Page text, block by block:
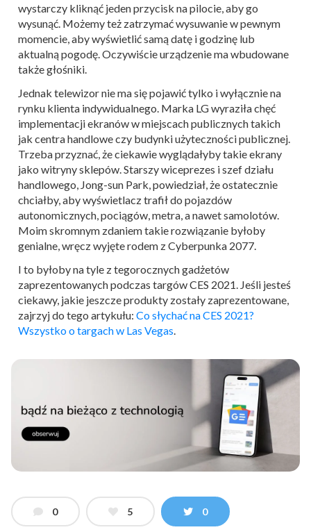
wystarczy kliknąć jeden przycisk na pilocie, aby go
wysunąć. Możemy też zatrzymać wysuwanie w pewnym
momencie, aby wyświetlić samą datę i godzinę lub
aktualną pogodę. Oczywiście urządzenie ma wbudowane
także głośniki.
Jednak telewizor nie ma się pojawić tylko i wyłącznie na
rynku klienta indywidualnego. Marka LG wyraziła chęć
implementacji ekranów w miejscach publicznych takich
jak centra handlowe czy budynki użyteczności publicznej.
Trzeba przyznać, że ciekawie wyglądałyby takie ekrany
jako witryny sklepów. Starszy wiceprezes i szef działu
handlowego, Jong-sun Park, powiedział, że ostatecznie
chciałby, aby wyświetlacz trafił do pojazdów
autonomicznych, pociągów, metra, a nawet samolotów.
Moim skromnym zdaniem takie rozwiązanie byłoby
genialne, wręcz wyjęte rodem z Cyberpunka 2077.
I to byłoby na tyle z tegorocznych gadżetów
zaprezentowanych podczas targów CES 2021. Jeśli jesteś
ciekawy, jakie jeszcze produkty zostały zaprezentowane,
zajrzyj do tego artykułu: Co słychać na CES 2021?
Wszystko o targach w Las Vegas
0 5 0